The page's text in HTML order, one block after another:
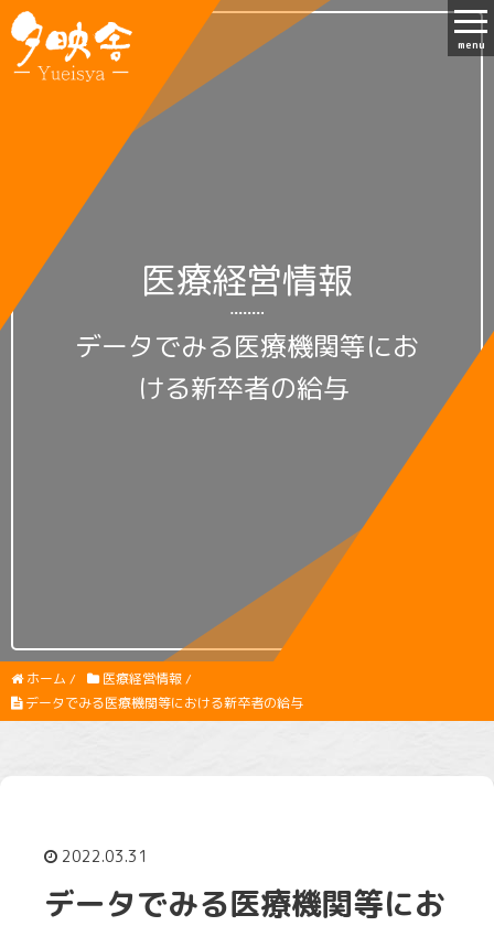
医療経営情報
データでみる医療機関等にお
ける新卒者の給与
menu
ホーム / 医療経営情報/
データでみる医療機関等における新卒者の給与
2022.03.31
データでみる医療機関等にお